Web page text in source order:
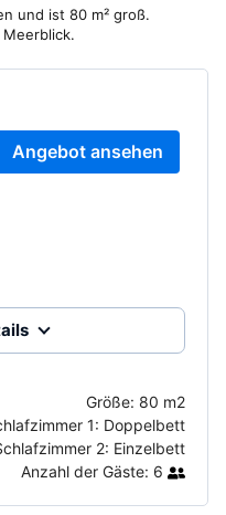
und ist 80 m² groß.
Angebot ansehen
Größe: 80 m2
1: Doppelbett
2: Einzelbett
Anzahl der Gäste: 6